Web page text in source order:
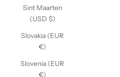
Sint Maarten
(USD $)
Slovakia (EUR
€)
Slovenia (EUR
€)